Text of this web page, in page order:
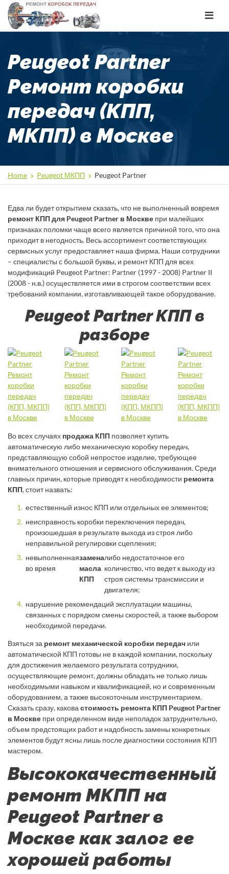
Toggle
Peugeot Partner
Ремонт коробки
передач (КПП,
МКПП) в Москве
Home Peugeot МКПП Peugeot Partner
Едва ли будет открытием сказать, что не выполненный вовремя
ремонт КПП для Peugeot Partner в Москве при малейших
признаках поломки чаще всего является причиной того, что она
приходит в негодность. Весь ассортимент соответствующих
сервисных услуг предоставляет наша фирма. Наши сотрудники
– специалисты с большой буквы, и ремонт КПП для всех
модификаций Peugeot Partner: Partner (1997 - 2008) Partner II
(2008 - н.в.) осуществляется ими в строгом соответствии всех
требований компании, изготавливающей такое оборудование.
Peugeot Partner КПП в
разборе
Во всех случаях продажа КПП позволяет купить
автоматическую либо механическую коробку передач,
представляющую собой непростое изделие, требующее
внимательного отношения и сервисного обслуживания. Среди
главных причин, которые приводят к необходимости ремонта
КПП, стоит назвать:
естественный износ КПП или отдельных ее элементов;
неисправность коробки переключения передач,
произошедшая в результате выхода из строя либо
неправильной регулировки сцепления;
невыполненная
во время
замена
масла
КПП
либо недостаточное его
количество, что ведет к выходу из
строя системы трансмиссии и
двигателя;
нарушение рекомендаций эксплуатации машины,
связанных с порядком смены скоростей, а также выбором
необходимой передачи.
Взяться за ремонт механической коробки передач или
автоматической КПП готовы не в каждой компании, поскольку
для достижения желаемого результата сотрудники,
осуществляющие ремонт, должны обладать не только лишь
необходимыми навыком и квалификацией, но и современным
оборудованием, а также высокоточным инструментарием.
Сказать сразу, какова стоимость ремонта КПП Peugeot Partner
в Москве при определенном виде неполадок затруднительно,
объем предстоящих работ и надобность замены конкретных
элементов будут ясны лишь после диагностики состояния КПП
мастером.
Высококачественный
ремонт МКПП на
Peugeot Partner в
Москве как залог ее
хорошей работы